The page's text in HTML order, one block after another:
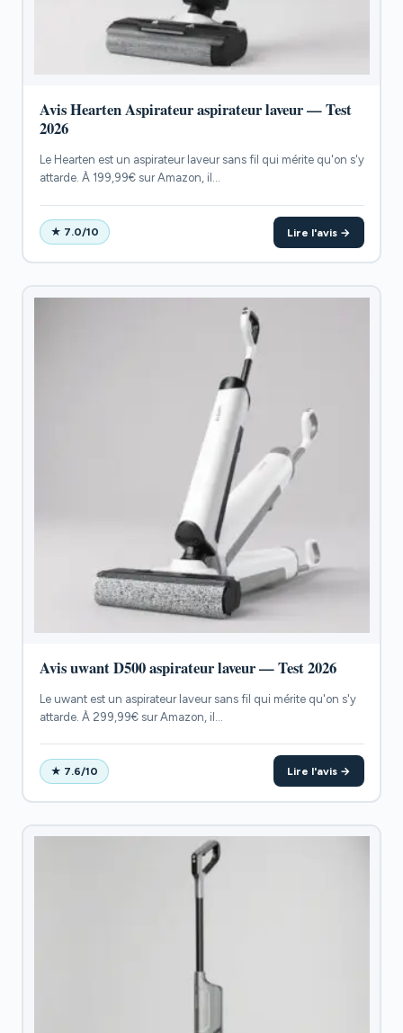
Avis Hearten Aspirateur aspirateur laveur — Test
2026
Le Hearten est un aspirateur laveur sans fil qui mérite qu'on s'y
attarde. À 199,99€ sur Amazon, il...
★ 7.0/10 Lire l'avis →
Avis uwant D500 aspirateur laveur — Test 2026
Le uwant est un aspirateur laveur sans fil qui mérite qu'on s'y
attarde. À 299,99€ sur Amazon, il...
★ 7.6/10 Lire l'avis →